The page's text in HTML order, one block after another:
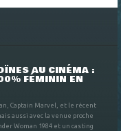
AU CINÉMA :
FÉMININ EN
Captain Marvel, et le récent
aussi avec la venue proche
Woman 1984 et un casting